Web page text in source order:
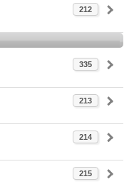
212
335
213
214
215